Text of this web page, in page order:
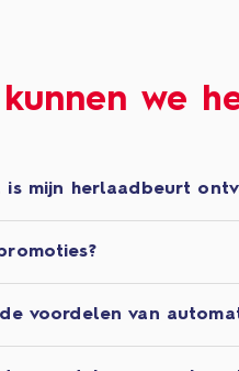
we
is mijn herlaadbeurt
voordelen van